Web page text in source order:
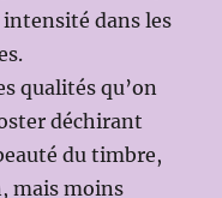
dans les
qualités qu’on
déchirant
du timbre,
mais moins